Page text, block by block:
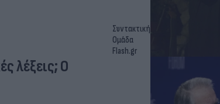
Συντακτική
Ομάδα
Flash.gr
λέξεις; Ο